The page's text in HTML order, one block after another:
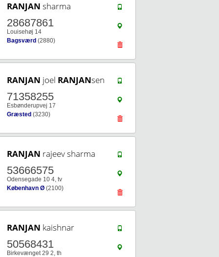
RANJAN sharma
28687861
Louisehøj 14
Bagsværd (2880)
RANJAN joel RANJANsen
71358255
Esbønderupvej 17
Græsted (3230)
RANJAN rajeev sharma
53666575
Odensegade 10 4, tv
København Ø (2100)
RANJAN kaishnar
50568431
Birkevænget 29 2, th